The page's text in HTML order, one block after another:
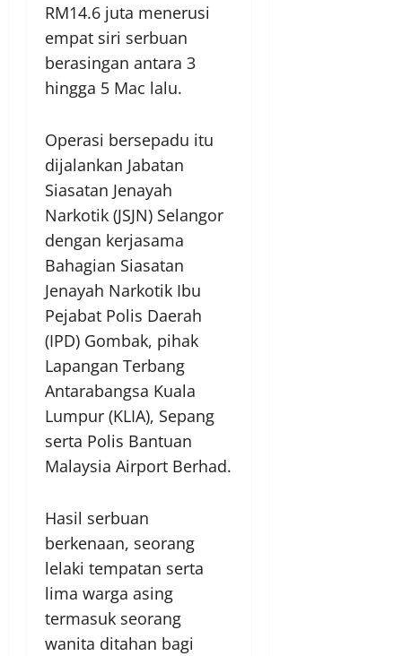
RM14.6 juta menerusi
empat siri serbuan
berasingan antara 3
hingga 5 Mac lalu.
Operasi bersepadu itu
dijalankan Jabatan
Siasatan Jenayah
Narkotik (JSJN) Selangor
dengan kerjasama
Bahagian Siasatan
Jenayah Narkotik Ibu
Pejabat Polis Daerah
(IPD) Gombak, pihak
Lapangan Terbang
Antarabangsa Kuala
Lumpur (KLIA), Sepang
serta Polis Bantuan
Malaysia Airport Berhad.
Hasil serbuan
berkenaan, seorang
lelaki tempatan serta
lima warga asing
termasuk seorang
wanita ditahan bagi